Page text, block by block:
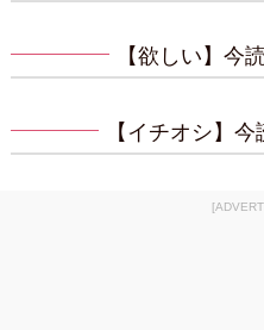
【欲しい】今
【イチオシ】